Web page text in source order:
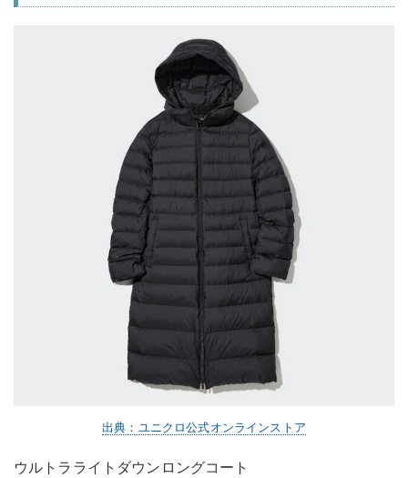
出典：ユニクロ公式オンラインストア
ウルトラライトダウンロングコート